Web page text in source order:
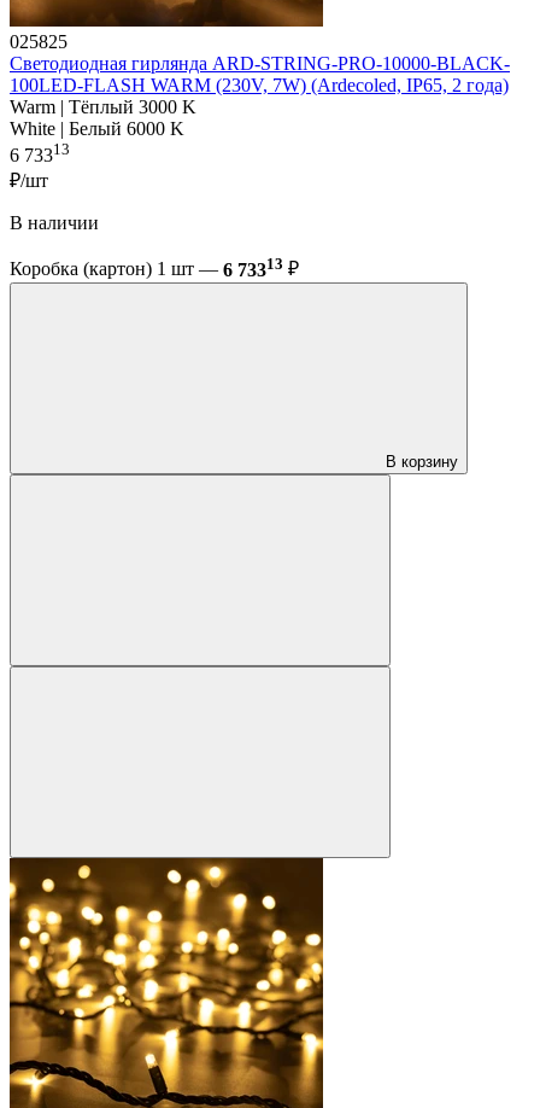
025825
Светодиодная гирлянда ARD-STRING-PRO-10000-BLACK-
100LED-FLASH WARM (230V, 7W) (Ardecoled, IP65, 2 года)
Warm | Тёплый 3000 K
White | Белый 6000 K
6 73313
₽/шт
В наличии
Коробка (картон) 1 шт — 6 73313 ₽
В корзину